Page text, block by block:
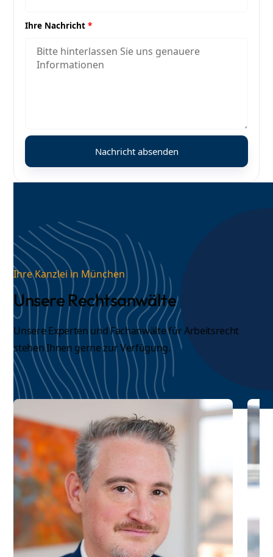
Ihre Nachricht*
Ihre Kanzlei in München
Unsere Rechtsanwälte
Unsere Experten undFachanwälte für Arbeitsrecht
stehen Ihnen gerne zur Verfügung.